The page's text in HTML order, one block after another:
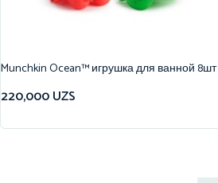
Munchkin Ocean™ игрушка для ванной 8шт
220,000UZS